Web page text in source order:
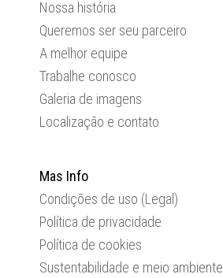
Nossa história
Queremos ser seu parceiro
A melhor equipe
Trabalhe conosco
Galeria de imagens
Localização e contato
Mas Info
Condições de uso (Legal)
Política de privacidade
Política de cookies
Sustentabilidade e meio ambiente